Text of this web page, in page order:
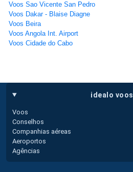
Voos Sao Vicente San Pedro
Voos Dakar - Blaise Diagne
Voos Beira
Voos Angola Int. Airport
Voos Cidade do Cabo
idealo voos
Voos
Conselhos
Companhias aéreas
Aeroportos
Agências